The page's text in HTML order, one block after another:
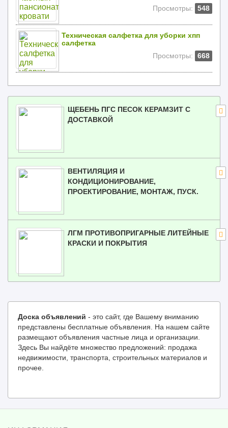
Просмотры:
548
Техническая салфетка для уборки хпп
салфетка
Просмотры:
668
ЩЕБЕНЬ ПГС ПЕСОК КЕРАМЗИТ С
ДОСТАВКОЙ
ВЕНТИЛЯЦИЯ И
КОНДИЦИОНИРОВАНИЕ,
ПРОЕКТИРОВАНИЕ, МОНТАЖ, ПУСК.
ЛГМ ПРОТИВОПРИГАРНЫЕ ЛИТЕЙНЫЕ
КРАСКИ И ПОКРЫТИЯ
Доска объявлений - это сайт, где Вашему вниманию
представлены бесплатные объявления. На нашем сайте
размещают объявления частные лица и организации.
Здесь Вы найдёте множество предложений: продажа
недвижимости, транспорта, строительных материалов и
прочее.